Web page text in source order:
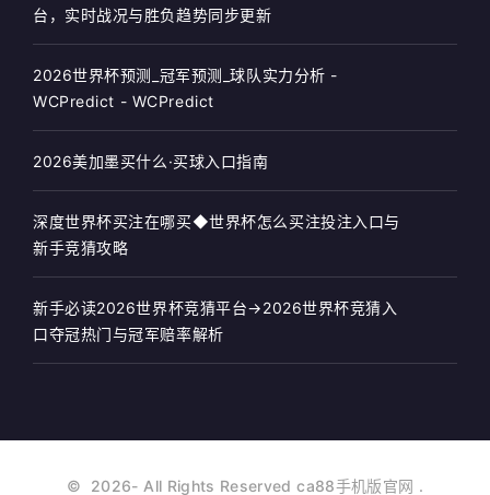
台，实时战况与胜负趋势同步更新
2026世界杯预测_冠军预测_球队实力分析 -
WCPredict - WCPredict
2026美加墨买什么·买球入口指南
深度世界杯买注在哪买◆世界杯怎么买注投注入口与
新手竞猜攻略
新手必读2026世界杯竞猜平台→2026世界杯竞猜入
口夺冠热门与冠军赔率解析
© 2026- All Rights Reservedca88手机版官网 .